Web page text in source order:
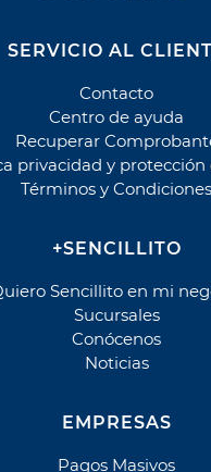
Puchuncavi (Ex
Autopistas - TAG
Norte
Sur
Canaán
Canaán Cuota
Canaán Mantención
del Recuerdo
del Recuerdo Crédito
del Sendero Mantención
SERVICIO AL
Contacto
Centro de ayuda
Recuperar
privacidad y protección
Términos y Condiciones
+SENCILLITO
Sencillito en mi
Sucursales
Conócenos
Noticias
EMPRESAS
Pagos Masivos